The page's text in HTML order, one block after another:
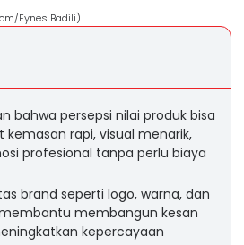
Eynes Badili)
bahwa persepsi nilai produk bisa
rapi, visual menarik,
profesional tanpa perlu biaya
brand seperti logo, warna, dan
membangun kesan
kepercayaan